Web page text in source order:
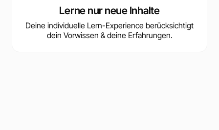
Lerne nur neue Inhalte
Deine individuelle Lern-Experience berücksichtigt
dein Vorwissen & deine Erfahrungen.